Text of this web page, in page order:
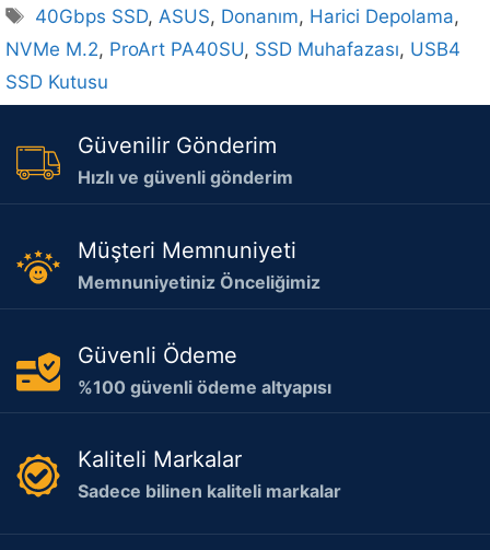
Etiketler
40Gbps SSD,ASUS, Donanım, Harici Depolama,
NVMe M.2, ProArt PA40SU, SSD Muhafazası, USB4
SSD Kutusu
Güvenilir Gönderim
Hızlı ve güvenli gönderim
Müşteri Memnuniyeti
Memnuniyetiniz Önceliğimiz
Güvenli Ödeme
%100 güvenli ödeme altyapısı
Kaliteli Markalar
Sadece bilinen kaliteli markalar